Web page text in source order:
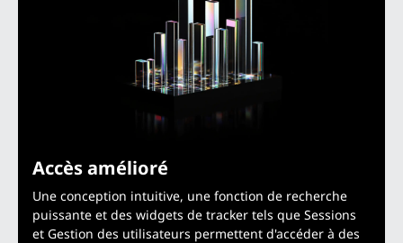
Accès amélioré
Une conception intuitive, une fonction de recherche
puissante et des widgets de tracker tels que Sessions
et Gestion des utilisateurs permettent d'accéder à des